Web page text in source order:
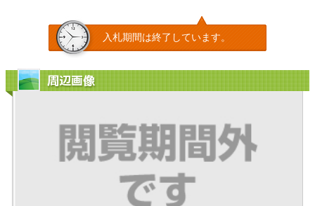
入札期間は終了しています。
周辺画像